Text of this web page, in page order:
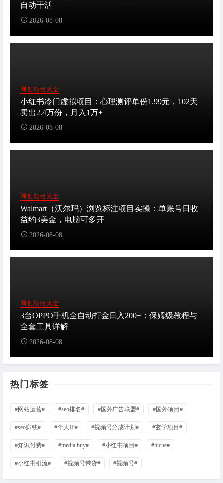
自动干活
2026-08-08
网创项目大全
小红书冷门虚拟项目：心理测评单份1.99元，102天
卖出2.4万份，月入1万+
2026-08-08
网创项目大全
Walmart（沃尔玛）浏览标注项目实操：单账号日收
益约3美金，电脑可多开
2026-08-08
网创项目大全
3台OPPO手机全自动打金日入200+：保姆级教程与
全套工具详解
2026-08-08
热门标签
#网站运营# #seo排名# #国外广告联盟# #国外项目#
#seo赚钱# #个人IP# #视频号分成计划# #玄学项目#
#知识付费# #media buy# #小红书项目# #niche#
#小红书引流# #视频号带货# #视频号#